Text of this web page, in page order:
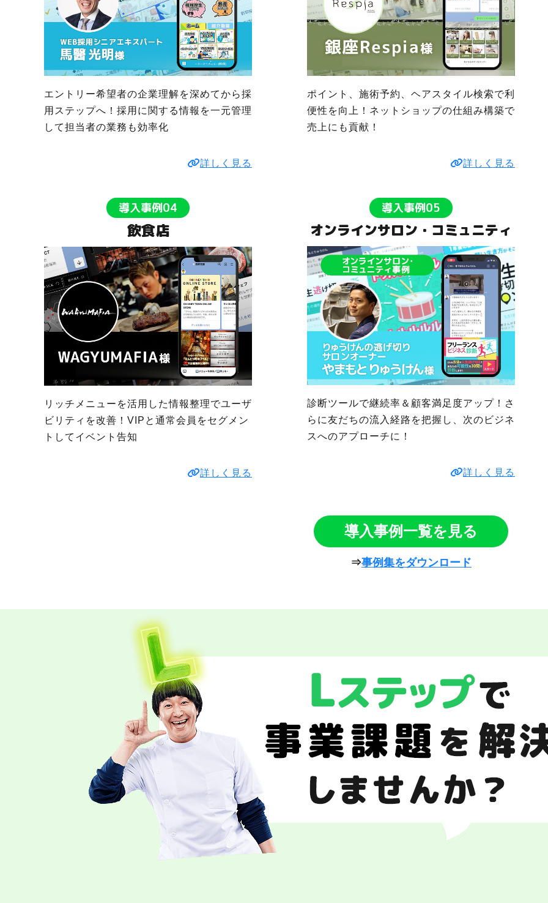
エントリー希望者の企業理解を深めてから採
用ステップへ！採用に関する情報を一元管理
して担当者の業務も効率化
詳しく見る
ポイント、施術予約、ヘアスタイル検索で利
便性を向上！ネットショップの仕組み構築で
売上にも貢献！
詳しく見る
導入事例04
飲食店
リッチメニューを活用した情報整理でユーザ
ビリティを改善！VIPと通常会員をセグメン
トしてイベント告知
詳しく見る
導入事例05
オンラインサロン・コミュニティ
診断ツールで継続率＆顧客満足度アップ！さ
らに友だちの流入経路を把握し、次のビジネ
スへのアプローチに！
詳しく見る
導入事例一覧を見る
⇒事例集をダウンロード